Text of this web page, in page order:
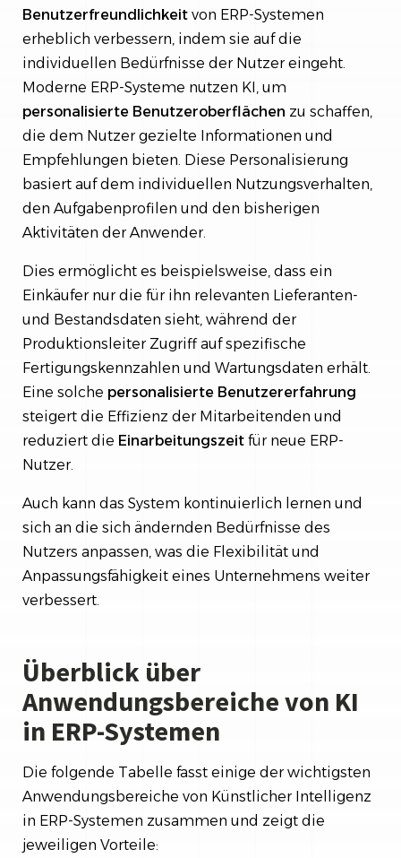
Benutzerfreundlichkeit von ERP-Systemen
erheblich verbessern, indem sie auf die
individuellen Bedürfnisse der Nutzer eingeht.
Moderne ERP-Systeme nutzen KI, um
personalisierte Benutzeroberflächen zu schaffen,
die dem Nutzer gezielte Informationen und
Empfehlungen bieten. Diese Personalisierung
basiert auf dem individuellen Nutzungsverhalten,
den Aufgabenprofilen und den bisherigen
Aktivitäten der Anwender.
Dies ermöglicht es beispielsweise, dass ein
Einkäufer nur die für ihn relevanten Lieferanten-
und Bestandsdaten sieht, während der
Produktionsleiter Zugriff auf spezifische
Fertigungskennzahlen und Wartungsdaten erhält.
Eine solche personalisierte Benutzererfahrung
steigert die Effizienz der Mitarbeitenden und
reduziert die Einarbeitungszeit für neue ERP-
Nutzer.
Auch kann das System kontinuierlich lernen und
sich an die sich ändernden Bedürfnisse des
Nutzers anpassen, was die Flexibilität und
Anpassungsfähigkeit eines Unternehmens weiter
verbessert.
Überblick über
Anwendungsbereiche von KI
in ERP-Systemen
Die folgende Tabelle fasst einige der wichtigsten
Anwendungsbereiche von Künstlicher Intelligenz
in ERP-Systemen zusammen und zeigt die
jeweiligen Vorteile: